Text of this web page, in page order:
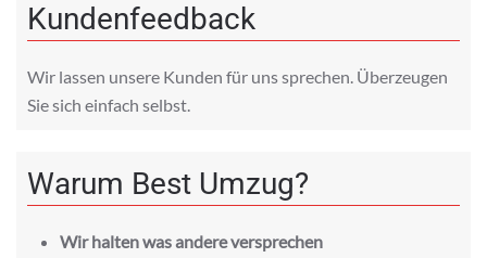
Kundenfeedback
Wir lassen unsere Kunden für uns sprechen. Überzeugen
Sie sich einfach selbst.
Warum Best Umzug?
Wir halten was andere versprechen